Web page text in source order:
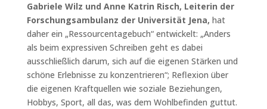
Gabriele Wilz und Anne Katrin Risch, Leiterin der
Forschungsambulanz der Universität Jena, hat
daher ein „Ressourcentagebuch“ entwickelt: „Anders
als beim expressiven Schreiben geht es dabei
ausschließlich darum, sich auf die eigenen Stärken und
schöne Erlebnisse zu konzentrieren“; Reflexion über
die eigenen Kraftquellen wie soziale Beziehungen,
Hobbys, Sport, all das, was dem Wohlbefinden guttut.